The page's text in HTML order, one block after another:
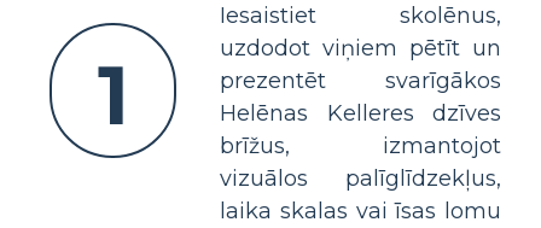
1
Iesaistiet skolēnus,
uzdodot viņiem pētīt un
prezentēt svarīgākos
Helēnas Kelleres dzīves
brīžus, izmantojot
vizuālos palīglīdzekļus,
laika skalas vai īsas lomu